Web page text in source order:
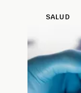
SALUD